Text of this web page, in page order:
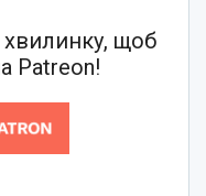
щоб
Patreon!